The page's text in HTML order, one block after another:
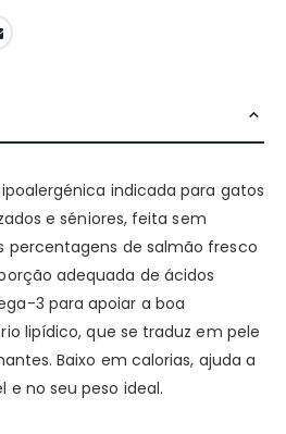
indicada para gatos
e séniores, feita sem
percentagens de salmão fresco
adequada de ácidos
3 para apoiar a boa
lipídico, que se traduz em pele
Baixo em calorias, ajuda a
no seu peso ideal.